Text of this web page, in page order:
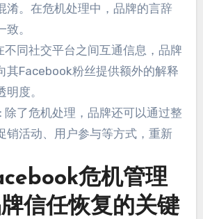
淆。在危机处理中，品牌的言辞
。
不同社交平台之间互通信息，品牌
其Facebook粉丝提供额外的解释
度。
除了危机处理，品牌还可以通过整
销活动、用户参与等方式，重新
危机管理
信任恢复的关键